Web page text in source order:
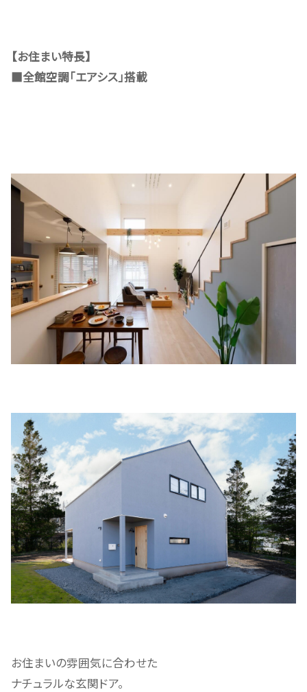
【お住まい特長】
■全館空調「エアシス」搭載
お住まいの雰囲気に合わせた
ナチュラルな玄関ドア。